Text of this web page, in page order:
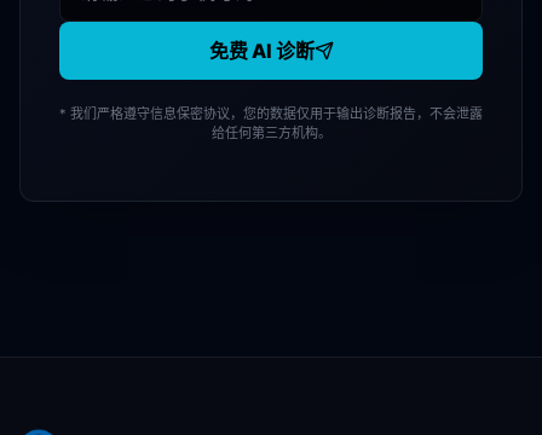
免费 AI 诊断
* 我们严格遵守信息保密协议，您的数据仅用于输出诊断报告，不会泄露
给任何第三方机构。